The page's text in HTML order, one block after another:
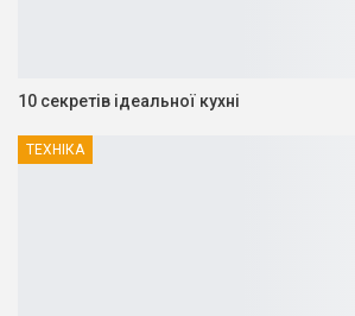
10 секретів ідеальної кухні
ТЕХНІКА